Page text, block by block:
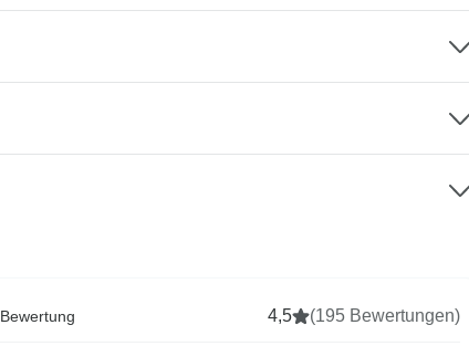
Bewertung 4,5 (195 Bewertungen)